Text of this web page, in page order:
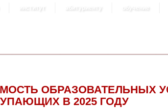
институт абитуриенту обучение
ОБРАЗОВАТЕЛЬНЫХ
В 2025 ГОДУ